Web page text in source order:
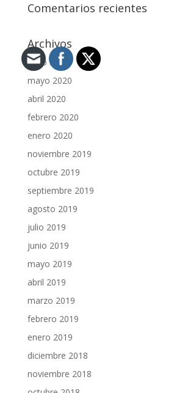
Comentarios recientes
Archivos
junio 2020
mayo 2020
abril 2020
febrero 2020
enero 2020
noviembre 2019
octubre 2019
septiembre 2019
agosto 2019
julio 2019
junio 2019
mayo 2019
abril 2019
marzo 2019
febrero 2019
enero 2019
diciembre 2018
noviembre 2018